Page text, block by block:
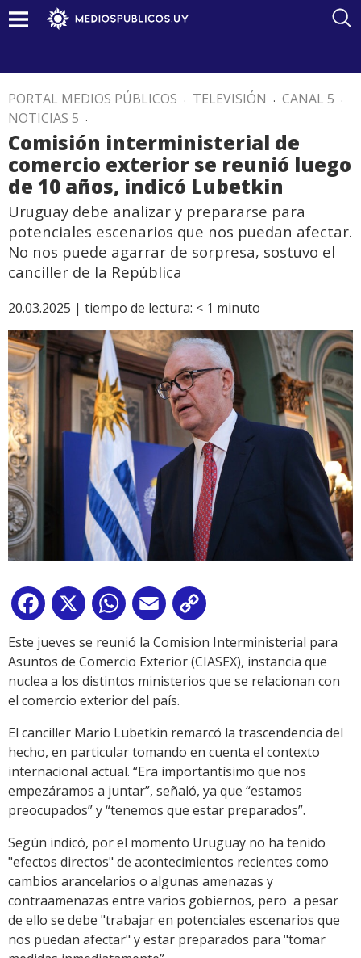
PORTAL MEDIOS PÚBLICOS . TELEVISIÓN . CANAL 5 .
NOTICIAS 5 .
Comisión interministerial de
comercio exterior se reunió luego
de 10 años, indicó Lubetkin
Uruguay debe analizar y prepararse para
potenciales escenarios que nos puedan afectar.
No nos puede agarrar de sorpresa, sostuvo el
canciller de la República
20.03.2025 | tiempo de lectura: < 1 minuto
Facebook
X WhatsApp
Email
Link
Este jueves se reunió la Comision Interministerial para
Asuntos de Comercio Exterior (CIASEX), instancia que
nuclea a los distintos ministerios que se relacionan con
el comercio exterior del país.
El canciller Mario Lubetkin remarcó la trascendencia del
hecho, en particular tomando en cuenta el contexto
internacional actual. “Era importantísimo que nos
empezáramos a juntar”, señaló, ya que “estamos
preocupados” y “tenemos que estar preparados”.
Según indicó, por el momento Uruguay no ha tenido
"efectos directos" de acontecimientos recientes como
cambios arancelarios o algunas amenazas y
contraamenazas entre varios gobiernos, pero a pesar
de ello se debe "trabajar en potenciales escenarios que
nos puedan afectar" y estar preparados para "tomar